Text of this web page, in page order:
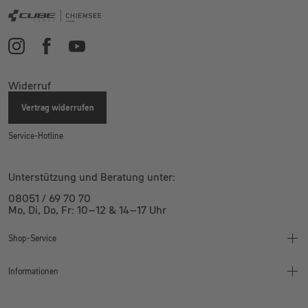
Widerruf
Vertrag widerrufen
Service-Hotline
Unterstützung und Beratung unter:
08051 / 69 70 70
Mo, Di, Do, Fr: 10–12 & 14–17 Uhr
Shop-Service
Informationen